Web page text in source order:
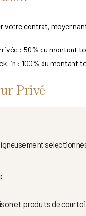
votre contrat,
: 50% du montant
in : 100% du montant
Privé
et produits de